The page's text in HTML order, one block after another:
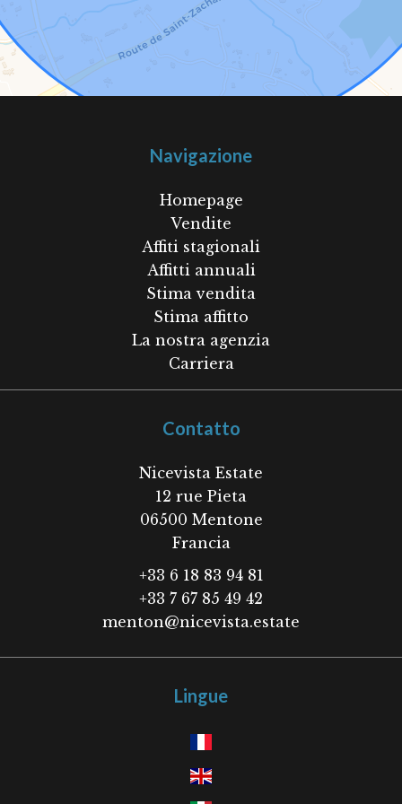
Navigazione
Homepage
Vendite
Affiti stagionali
Affitti annuali
Stima vendita
Stima affitto
La nostra agenzia
Carriera
Contatto
Nicevista Estate
12 rue Pieta
06500 Mentone
Francia
+33 6 18 83 94 81
+33 7 67 85 49 42
menton@nicevista.estate
Lingue